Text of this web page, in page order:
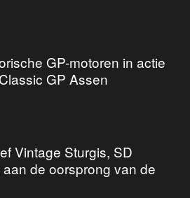
GP-motoren in actie
GP Assen
Vintage Sturgis, SD
de oorsprong van de